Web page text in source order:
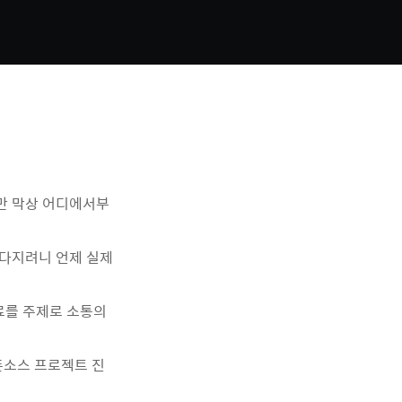
막상 어디에서부
지려니 언제 실제
주제로 소통의
스 프로젝트 진